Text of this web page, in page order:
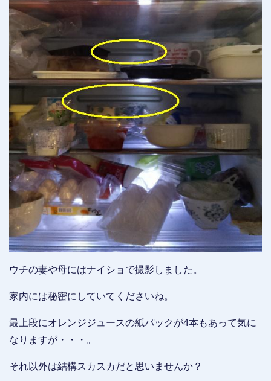
ウチの妻や母にはナイショで撮影しました。
家内には秘密にしていてくださいね。
最上段にオレンジジュースの紙パックが4本もあって気に
なりますが・・・。
それ以外は結構スカスカだと思いませんか？